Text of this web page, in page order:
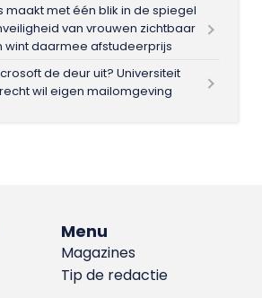
maakt met één blik in de spiegel
van vrouwen zichtbaar
wint daarmee afstudeerprijs
de deur uit? Universiteit
wil eigen mailomgeving
Menu
Magazines
Tip de redactie